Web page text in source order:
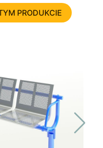
PRODUKCIE